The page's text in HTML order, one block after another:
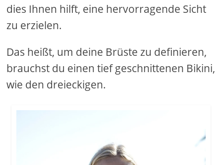
dies Ihnen hilft, eine hervorragende Sicht
zu erzielen.
Das heißt, um deine Brüste zu definieren,
brauchst du einen tief geschnittenen Bikini,
wie den dreieckigen.